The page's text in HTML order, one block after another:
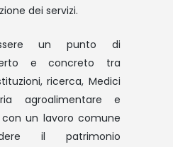
dei servizi.
un punto di
e concreto tra
ricerca, Medici
agroalimentare e
con un lavoro comune
il patrimonio